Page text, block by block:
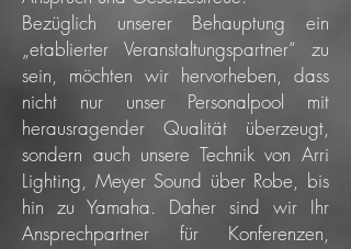
Bezüglich unserer Behauptung ein
„etablierter Veranstaltungspartner“ zu
sein, möchten wir hervorheben, dass
nicht nur unser Personalpool mit
herausragender Qualität überzeugt,
sondern auch unsere Technik von Arri
Lighting, Meyer Sound über Robe, bis
hin zu Yamaha. Daher sind wir Ihr
Ansprechpartner für Konferenzen,